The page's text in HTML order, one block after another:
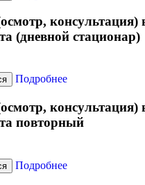
консультация)
(дневной стационар)
Подробнее
консультация)
повторный
Подробнее